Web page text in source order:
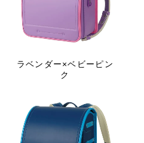
ラベンダー×ベビーピン
ク